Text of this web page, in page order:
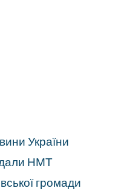
України
НМТ
громади